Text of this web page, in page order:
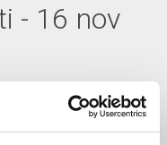
- 16 nov
vezi pe harta